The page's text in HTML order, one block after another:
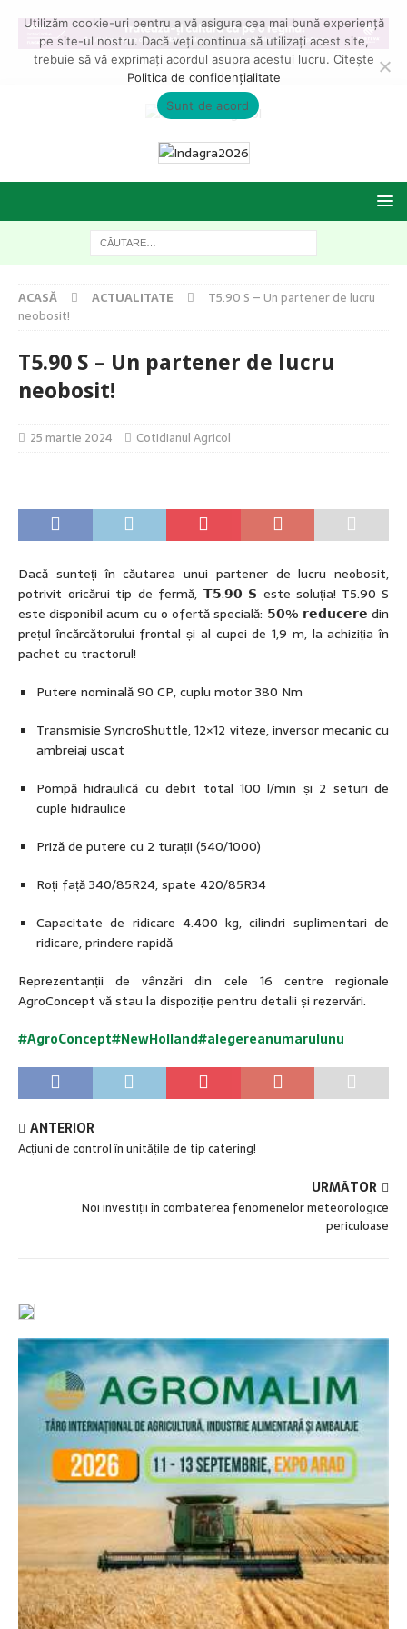
ACASĂ ACTUALITATE
T5.90 S – Un partener de lucru
neobosit!
T5.90 S – Un partener de lucru
neobosit!
25 martie 2024 Cotidianul Agricol
Dacă sunteți în căutarea unui partener de lucru neobosit,
potrivit oricărui tip de fermă, 𝗧𝟱.𝟵𝟬 𝗦 este soluția! T5.90 S
este disponibil acum cu o ofertă specială: 𝟱𝟬% 𝗿𝗲𝗱𝘂𝗰𝗲𝗿𝗲 din
prețul încărcătorului frontal și al cupei de 1,9 m, la achiziția în
pachet cu tractorul!
Putere nominală 90 CP, cuplu motor 380 Nm
Transmisie SyncroShuttle, 12×12 viteze, inversor mecanic cu
ambreiaj uscat
Pompă hidraulică cu debit total 100 l/min și 2 seturi de
cuple hidraulice
Priză de putere cu 2 turații (540/1000)
Roți față 340/85R24, spate 420/85R34
Capacitate de ridicare 4.400 kg, cilindri suplimentari de
ridicare, prindere rapidă
Reprezentanții de vânzări din cele 16 centre regionale
AgroConcept vă stau la dispoziție pentru detalii și rezervări.
#AgroConcept#NewHolland#alegereanumarulunu
ANTERIOR
Acțiuni de control în unitățile de tip catering!
URMĂTOR
Noi investiții în combaterea fenomenelor meteorologice
periculoase
Utilizăm cookie-uri pentru a vă asigura cea mai bună experiență
pe site-ul nostru. Dacă veți continua să utilizați acest site,
trebuie să vă exprimați acordul asupra acestui lucru. Citește
Politica de confidențialitate
Sunt de acord